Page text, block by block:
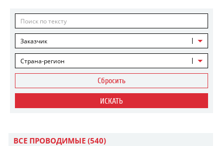
Заказчик
Страна-регион
Сбросить
ИСКАТЬ
ВСЕ ПРОВОДИМЫЕ (540)